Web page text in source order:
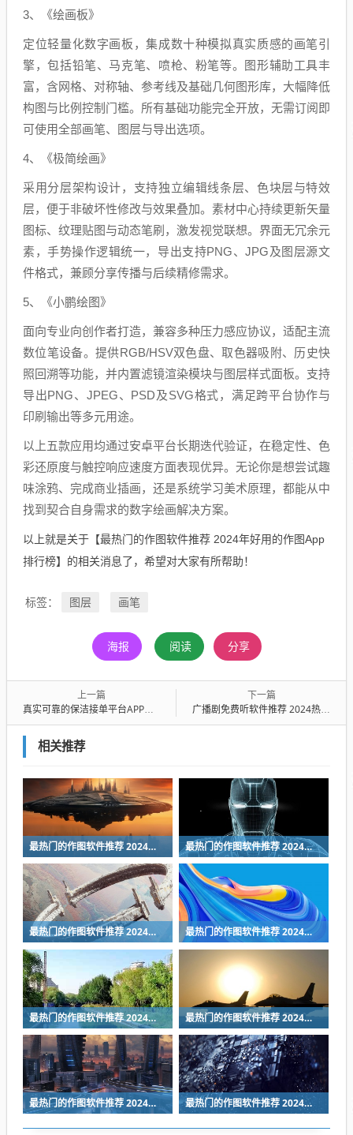
3、《绘画板》
定位轻量化数字画板，集成数十种模拟真实质感的画笔引
擎，包括铅笔、马克笔、喷枪、粉笔等。图形辅助工具丰
富，含网格、对称轴、参考线及基础几何图形库，大幅降低
构图与比例控制门槛。所有基础功能完全开放，无需订阅即
可使用全部画笔、图层与导出选项。
4、《极简绘画》
采用分层架构设计，支持独立编辑线条层、色块层与特效
层，便于非破坏性修改与效果叠加。素材中心持续更新矢量
图标、纹理贴图与动态笔刷，激发视觉联想。界面无冗余元
素，手势操作逻辑统一，导出支持PNG、JPG及图层源文
件格式，兼顾分享传播与后续精修需求。
5、《小鹏绘图》
面向专业向创作者打造，兼容多种压力感应协议，适配主流
数位笔设备。提供RGB/HSV双色盘、取色器吸附、历史快
照回溯等功能，并内置滤镜渲染模块与图层样式面板。支持
导出PNG、JPEG、PSD及SVG格式，满足跨平台协作与
印刷输出等多元用途。
以上五款应用均通过安卓平台长期迭代验证，在稳定性、色
彩还原度与触控响应速度方面表现优异。无论你是想尝试趣
味涂鸦、完成商业插画，还是系统学习美术原理，都能从中
找到契合自身需求的数字绘画解决方案。
以上就是关于【最热门的作图软件推荐 2024年好用的作图App
排行榜】的相关消息了，希望对大家有所帮助！
标签： 图层 画笔
海报 阅读 分享
上一篇
真实可靠的保洁接单平台APP推荐 适合家政从业者与雇主的高效接单工具
下一篇
广播剧免费听软件推荐 2024热门高口碑广播剧APP排行榜
相关推荐
最热门的作图软件推荐 2024年好用的作图App排行榜 最热门的作图软件推荐 2024年好用的作图App排行榜
最热门的作图软件推荐 2024年好用的作图App排行榜 最热门的作图软件推荐 2024年好用的作图App排行榜
最热门的作图软件推荐 2024年好用的作图App排行榜 最热门的作图软件推荐 2024年好用的作图App排行榜
最热门的作图软件推荐 2024年好用的作图App排行榜 最热门的作图软件推荐 2024年好用的作图App排行榜